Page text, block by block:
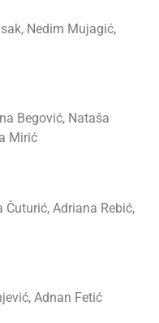
Nedim Mujagić,
Begović, Nataša
Mirić
Adriana Rebić,
Adnan Fetić